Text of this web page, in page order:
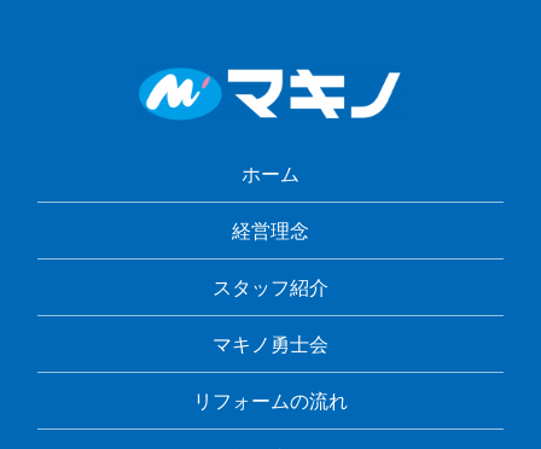
ホーム
経営理念
スタッフ紹介
マキノ勇士会
リフォームの流れ